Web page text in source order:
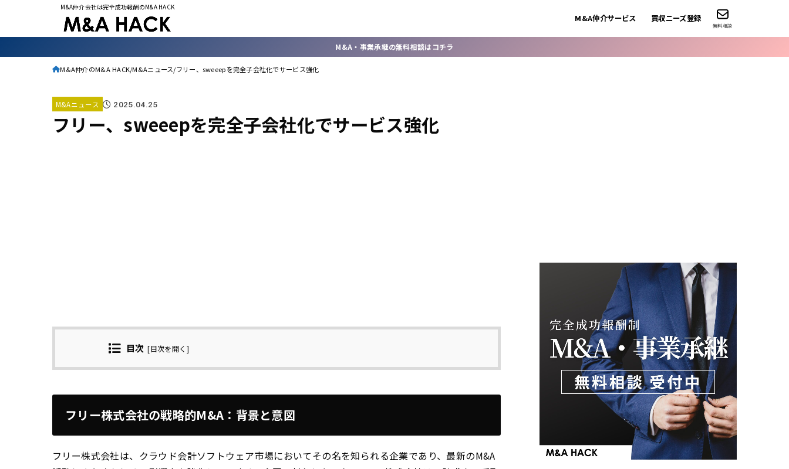
M&A仲介会社は完全成功報酬のM&A HACK
M&A仲介サービス 買収ニーズ登録
無料相談
M&A・事業承継の無料相談はコチラ
M&A仲介のM&A HACK M&Aニュース フリー、sweeepを完全子会社化でサービス強化
M&Aニュース 2025.04.25
フリー、sweeepを完全子会社化でサービス強化
目次 [目次を開く ]
フリー株式会社の戦略的M&A：背景と意図
フリー株式会社は、クラウド会計ソフトウェア市場においてその名を知られる企業であり、最新のM&A